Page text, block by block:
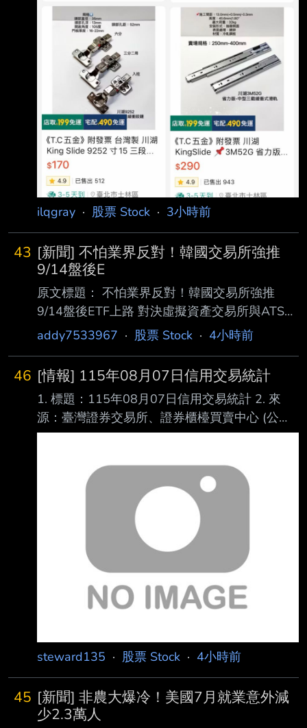
ilqgray · 股票 Stock · 3小時前
43 [新聞] 不怕業界反對！韓國交易所強推
9/14盤後E
原文標題： 不怕業界反對！韓國交易所強推
9/14盤後ETF上路 對決虛擬資產交易所與ATS
原文連結：
時間： 2026-08-07 14:50 記者署名： 鉅亨網
編譯陳韋廷 原文內容： 外媒最新報導指出，儘
管業界對近期槓桿類產品波動存在擔憂，韓國交
易所 (KRX) 仍將於 9 月 14 日正式開啟 ETF 盤
資管機構示警，無
addy7533967 · 股票 Stock · 4小時前
46 [情報] 115年08月07日信用交易統計
1. 標題：115年08月07日信用交易統計 2. 來
源：臺灣證券交易所、證券櫃檯買賣中心 (公司
名、網站名) 3. 網址：https://reurl.cc/E2xlzv
內文： 115年08月07日信用交易統計 項目 買進
賣出 現金(券)償還 前日餘額 今日餘額 融資(交易
單位) 350,138 297,106 24,855 8,958,261
8,986,438 融券(交易單位) 20,636 22,629
1,150 19
steward135 · 股票 Stock · 4小時前
45 [新聞] 非農大爆冷！美國7月就業意外減
少2.3萬人